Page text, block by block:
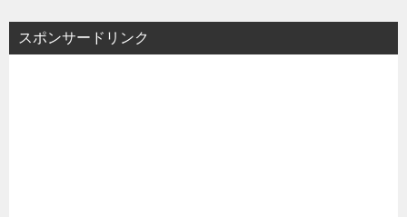
スポンサードリンク